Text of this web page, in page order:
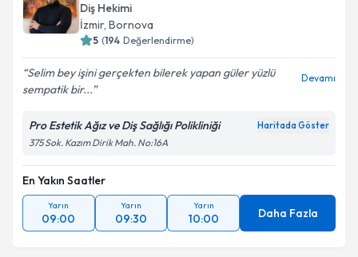
Diş Hekimi
İzmir, Bornova
5 (194 Değerlendirme)
Selim bey işini gerçekten bilerek yapan güler yüzlü
sempatik bir...
Devamı
Pro Estetik Ağız ve Diş Sağlığı Polikliniği Haritada Göster
375 Sok. Kazım Dirik Mah. No:16A
En Yakın Saatler
Yarın
09:00
Yarın
09:30
Yarın
10:00 Daha Fazla